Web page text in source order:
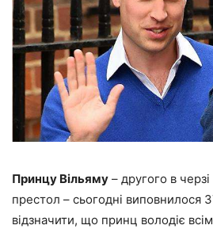
Принцу Вільяму – другого в
престол – сьогодні виповнилося
відзначити, що принц володіє